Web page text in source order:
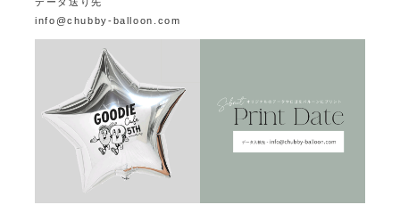
データ送り先
info@chubby-balloon.com